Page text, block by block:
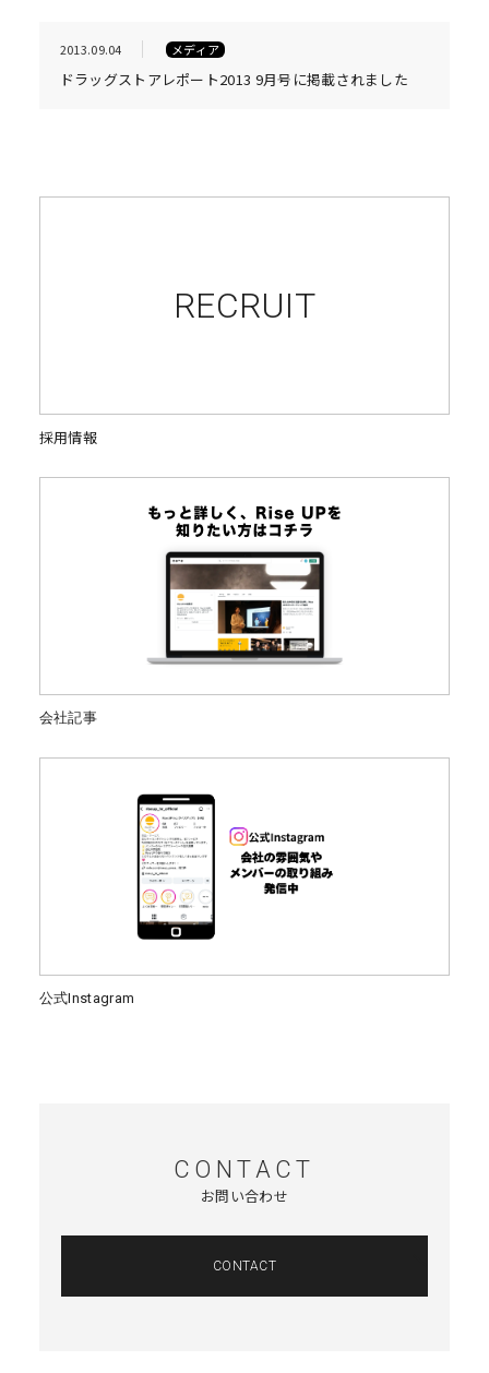
2013.09.04 メディア
ドラッグストアレポート2013 9月号に掲載されました
RECRUIT
採用情報
会社記事
公式Instagram
CONTACT
お問い合わせ
CONTACT